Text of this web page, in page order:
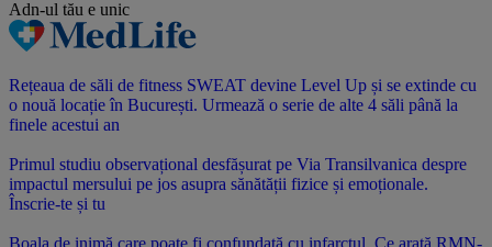
Adn-ul tău e unic
Rețeaua de săli de fitness SWEAT devine Level Up și se extinde cu
o nouă locație în București. Urmează o serie de alte 4 săli până la
finele acestui an
Primul studiu observațional desfășurat pe Via Transilvanica despre
impactul mersului pe jos asupra sănătății fizice și emoționale.
Înscrie-te și tu